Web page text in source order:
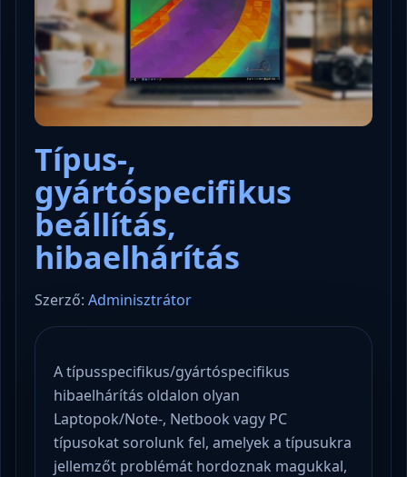
Típus-,
gyártóspecifikus
beállítás,
hibaelhárítás
Szerző: Adminisztrátor
A típusspecifikus/gyártóspecifikus
hibaelhárítás oldalon olyan
Laptopok/Note-, Netbook vagy PC
típusokat sorolunk fel, amelyek a típusukra
jellemzőt problémát hordoznak magukkal,